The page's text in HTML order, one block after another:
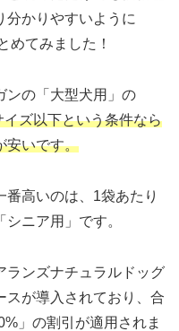
分かりやすいように
めてみました！
ンの「大型犬用」の
イズ以下という条件なら
安いです。
高いのは、1袋あたり
ニア用」です。
ランズナチュラルドッグ
スが導入されており、合
」の割引が適用されま